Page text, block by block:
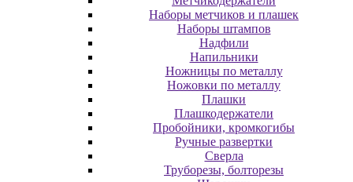
Наборы метчиков и плашек
Наборы штампов
Надфили
Напильники
Ножницы по металлу
Ножовки по металлу
Плашки
Плашкодержатели
Пробойники, кромкогибы
Ручные развертки
Сверла
Труборезы, болторезы